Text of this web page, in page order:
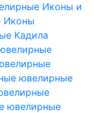
Иконы и
Иконы
Кадила
ювелирные
ювелирные